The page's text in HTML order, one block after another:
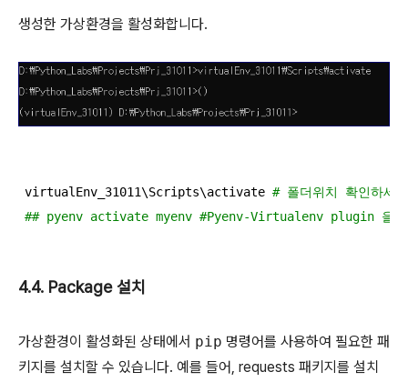
생성한 가상환경을 활성화합니다.
virtualEnv_31011\Scripts\activate # 폴더위치 확인하
## pyenv activate myenv #Pyenv-Virtualenv plugin 을 사
4.4. Package 설치
가상환경이 활성화된 상태에서 pip 명령어를 사용하여 필요한 패
키지를 설치할 수 있습니다. 예를 들어, requests 패키지를 설치